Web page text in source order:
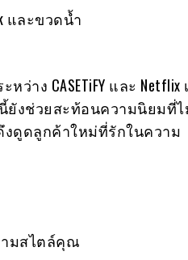
และขวดน้ำ
าง CASETiFY และ Netflix
นี้ยังช่วยสะท้อนความนิยมที่
งดูดลูกค้าใหม่ที่รักในความ
ามสไตล์คุณ